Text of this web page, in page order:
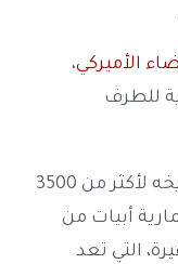
الأميركي،
للطرف
والرقيم المذكور لوح طيني يعود تاريخه لأكثر من 3500
أبيات من
التي تعد